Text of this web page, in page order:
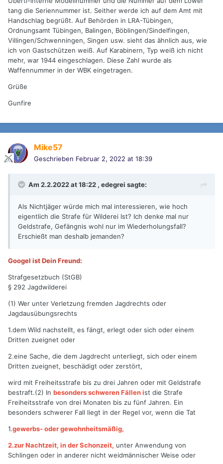
tang die Seriennummer ist. Seither werde ich auf dem Amt mit
Handschlag begrüßt. Auf Behörden in LRA-Tübingen,
Ordnungsamt Tübingen, Balingen, Böblingen/Sindelfingen,
Villingen/Schwenningen, Singen usw. sieht das ähnlich aus, wie
ich von Gastschützen weiß. Auf Karabinern, Typ weiß ich nicht
mehr, war 1944 eingeschlagen. Diese Zahl wurde als
Waffennummer in der WBK eingetragen.
Grüße
Gunfire
Mike57
Geschrieben Februar 2, 2022 at 18:39
Am 2.2.2022 at 18:22 , edegrei sagte:
Als Nichtjäger würde mich mal interessieren, wie hoch
eigentlich die Strafe für Wilderei Ist? Ich denke mal nur
Geldstrafe, Gefängnis wohl nur im Wiederholungsfall?
Erschießt man deshalb jemanden?
Googel ist Dein Freund:
Strafgesetzbuch (StGB)
§ 292 Jagdwilderei
(1) Wer unter Verletzung fremden Jagdrechts oder
Jagdausübungsrechts
1.dem Wild nachstellt, es fängt, erlegt oder sich oder einem
Dritten zueignet oder
2.eine Sache, die dem Jagdrecht unterliegt, sich oder einem
Dritten zueignet, beschädigt oder zerstört,
wird mit Freiheitsstrafe bis zu drei Jahren oder mit Geldstrafe
bestraft.(2) In besonders schweren Fällen ist die Strafe
Freiheitsstrafe von drei Monaten bis zu fünf Jahren. Ein
besonders schwerer Fall liegt in der Regel vor, wenn die Tat
1.gewerbs- oder gewohnheitsmäßig,
2.zur Nachtzeit, in der Schonzeit, unter Anwendung von
Schlingen oder in anderer nicht weidmännischer Weise oder